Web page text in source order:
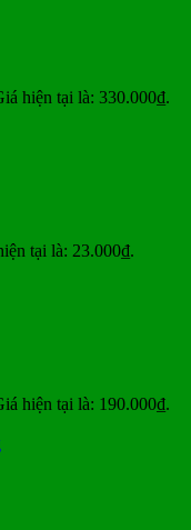
hiện tại là: 330.000₫.
tại là: 23.000₫.
hiện tại là: 190.000₫.